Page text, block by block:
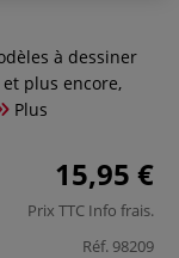
à dessiner
plus encore,
Plus
15,95 €
Prix TTC Info frais.
Réf. 98209